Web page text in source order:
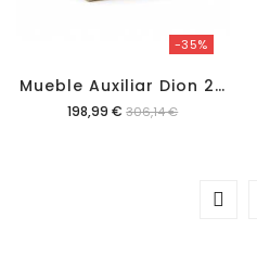
-35%
M
Ueble Auxiliar Dion 2 Puertas
Precio
198,99 € 306,14 €